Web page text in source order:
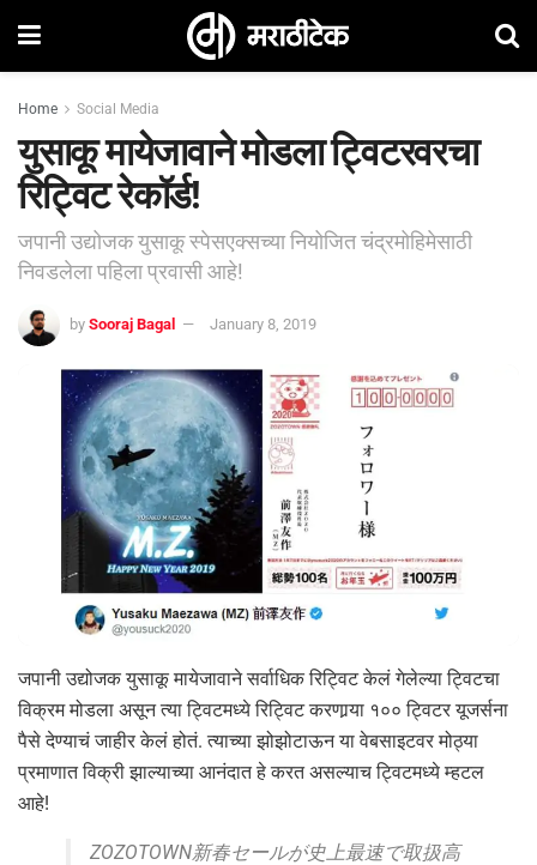
Home Social Media
युसाकू मायेजावाने मोडला ट्विटरवरचा
रिट्विट रेकॉर्ड!
जपानी उद्योजक युसाकू स्पेसएक्सच्या नियोजित चंद्रमोहिमेसाठी
निवडलेला पहिला प्रवासी आहे!
by Sooraj Bagal January 8, 2019
जपानी उद्योजक युसाकू मायेजावाने सर्वाधिक रिट्विट केलं गेलेल्या ट्विटचा
विक्रम मोडला असून त्या ट्विटमध्ये रिट्विट करणार्‍या १०० ट्विटर यूजर्सना
पैसे देण्याचं जाहीर केलं होतं. त्याच्या झोझोटाऊन या वेबसाइटवर मोठ्या
प्रमाणात विक्री झाल्याच्या आनंदात हे करत असल्याच ट्विटमध्ये म्हटल
आहे!
ZOZOTOWN新春セールが史上最速で取扱高